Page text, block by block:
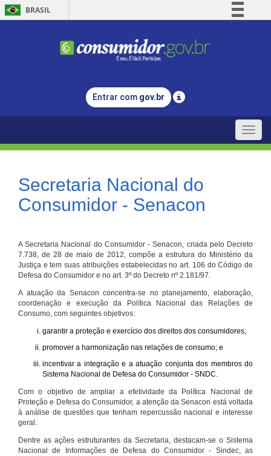
BRASIL
Comunica BR
Legislação
Entrar com gov.br
Toggle
Secretaria Nacional do
Consumidor - Senacon
A Secretaria Nacional do Consumidor - Senacon, criada pelo Decreto
7.738, de 28 de maio de 2012, compõe a estrutura do Ministério da
Justiça e tem suas atribuições estabelecidas no art. 106 do Código de
Defesa do Consumidor e no art. 3º do Decreto nº 2.181/97.
A atuação da Senacon concentra-se no planejamento, elaboração,
coordenação e execução da Política Nacional das Relações de
Consumo, com seguintes objetivos:
garantir a proteção e exercício dos direitos dos consumidores;
promover a harmonização nas relações de consumo; e
incentivar a integração e a atuação conjunta dos membros do
Sistema Nacional de Defesa do Consumidor - SNDC.
Com o objetivo de ampliar a efetividade da Política Nacional de
Proteção e Defesa do Consumidor, a atenção da Senacon está voltada
à análise de questões que tenham repercussão nacional e interesse
geral.
Dentre as ações estruturantes da Secretaria, destacam-se o Sistema
Nacional de Informações de Defesa do Consumidor - Sindec, as